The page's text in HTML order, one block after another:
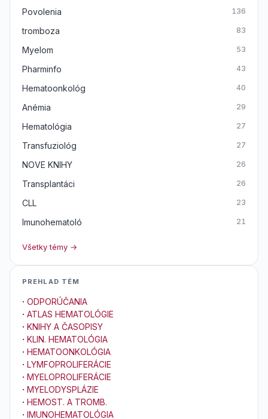
Povolenia 136
tromboza 83
Myelom 53
Pharminfo 43
Hematoonkológ 40
Anémia 29
Hematológia 27
Transfuziológ 27
NOVE KNIHY 26
Transplantáci 26
CLL 23
Imunohematoló 21
Všetky témy →
PREHLAD TÉM
· ODPORÚČANIA
· ATLAS HEMATOLÓGIE
· KNIHY A ČASOPISY
· KLIN. HEMATOLÓGIA
· HEMATOONKOLÓGIA
· LYMFOPROLIFERÁCIE
· MYELOPROLIFERÁCIE
· MYELODYSPLÁZIE
· HEMOST. A TROMB.
· IMUNOHEMATOLÓGIA